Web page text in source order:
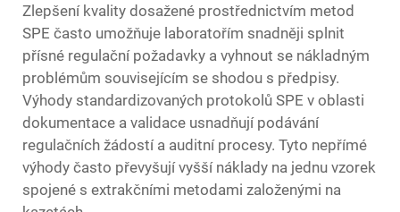
Zlepšení kvality dosažené prostřednictvím metod
SPE často umožňuje laboratořím snadněji splnit
přísné regulační požadavky a vyhnout se nákladným
problémům souvisejícím se shodou s předpisy.
Výhody standardizovaných protokolů SPE v oblasti
dokumentace a validace usnadňují podávání
regulačních žádostí a auditní procesy. Tyto nepřímé
výhody často převyšují vyšší náklady na jednu vzorek
spojené s extrakčními metodami založenými na